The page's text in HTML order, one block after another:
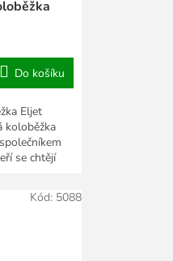
Do košíku
Eljet
koloběžka
se chtějí
Kód: 5088